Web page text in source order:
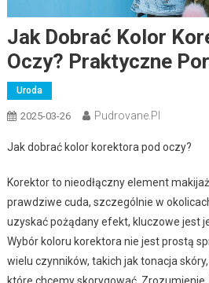
Jak Dobrać Kolor
Oczy? Praktyczne
Uroda
2025-03-26 Pudrovane.pl
Jak dobrać kolor korektora pod oczy?
Korektor to nieodłączny element
prawdziwe cuda, szczególnie w
uzyskać pożądany efekt, kluczowe jest
Wybór koloru korektora nie jest prostą
wielu czynników, takich jak tonacja
które chcemy skorygować.